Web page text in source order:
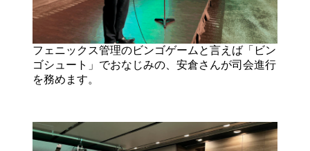
フェニックス管理のビンゴゲームと言えば「ビン
ゴシュート」でおなじみの、安倉さんが司会進行
を務めます。